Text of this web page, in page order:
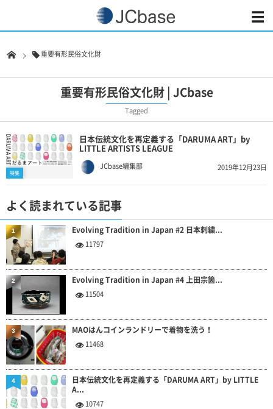
重要有形民俗文化財
重要有形民俗文化財 | JCbase
Tagged
特集
日本伝統文化を再定義する「DARUMA ART」by
LITTLE ARTISTS LEAGUE
JCbase編集部 2019年12月23日
よく読まれている記事
Evolving Tradition in Japan #2 日本刺繍...
11797
1
Evolving Tradition in Japan #4 上田宗箇...
11504
2
MAOはんコインランドリーで着物を洗う！
11468
3
日本伝統文化を再定義する「DARUMA ART」by LITTLE
A...
10747
4